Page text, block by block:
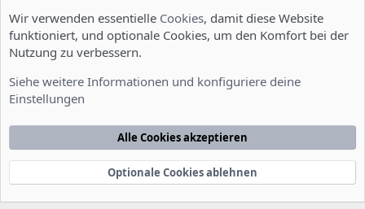
Nutzungsbedingungen Datenschutzerklärung
Startseite
e
Community platform by XenForo® © 2010-2022 XenForo Ltd.
xenDach©2010-2014
Wir verwenden essentielle Cookies, damit diese Website
funktioniert, und optionale Cookies, um den Komfort bei der
Nutzung zu verbessern.
Siehe weitere Informationen und konfiguriere deine
Einstellungen
Alle Cookies akzeptieren
Optionale Cookies ablehnen